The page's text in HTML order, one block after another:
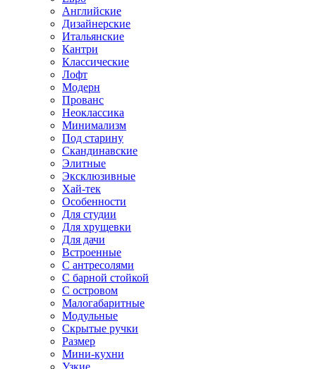
Английские
Дизайнерские
Итальянские
Кантри
Классические
Лофт
Модерн
Прованс
Неоклассика
Минимализм
Под старину
Скандинавские
Элитные
Эксклюзивные
Хай-тек
Особенности
Для студии
Для хрущевки
Для дачи
Встроенные
С антресолями
С барной стойкой
С островом
Малогабаритные
Модульные
Скрытые ручки
Размер
Мини-кухни
Узкие